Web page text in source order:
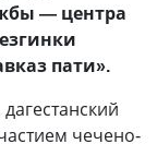
— центра
пати».
чечено-